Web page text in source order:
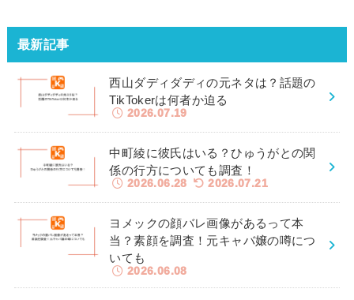
最新記事
西山ダディダディの元ネタは？話題の
TikTokerは何者か迫る
2026.07.19
中町綾に彼氏はいる？ひゅうがとの関
係の行方についても調査！
2026.06.28 2026.07.21
ヨメックの顔バレ画像があるって本
当？素顔を調査！元キャバ嬢の噂につ
いても
2026.06.08